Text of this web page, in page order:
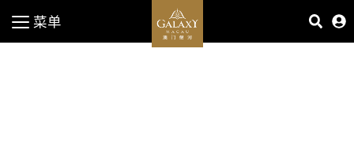
菜单